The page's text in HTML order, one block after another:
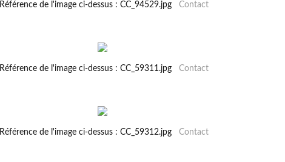
Référence de l'image ci-dessus : CC_94529.jpg Contact
Référence de l'image ci-dessus : CC_59311.jpg Contact
Référence de l'image ci-dessus : CC_59312.jpg Contact